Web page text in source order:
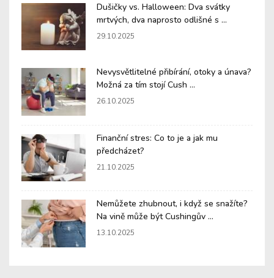
Dušičky vs. Halloween: Dva svátky
mrtvých, dva naprosto odlišné s ...
29.10.2025
Nevysvětlitelné přibírání, otoky a únava?
Možná za tím stojí Cush ...
26.10.2025
Finanční stres: Co to je a jak mu
předcházet?
21.10.2025
Nemůžete zhubnout, i když se snažíte?
Na vině může být Cushingův ...
13.10.2025